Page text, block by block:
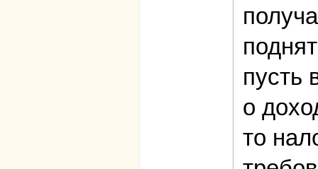
пусть
о
то